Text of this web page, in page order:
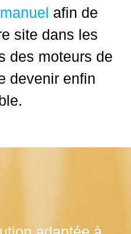
afin de
site dans les
des moteurs de
devenir enfin